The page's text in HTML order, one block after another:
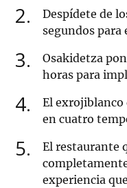
2
Despídete de
segundos
3
Osakidetza
horas para
4
El exrojiblanco
en cuatro
5
El restaurante
experiencia